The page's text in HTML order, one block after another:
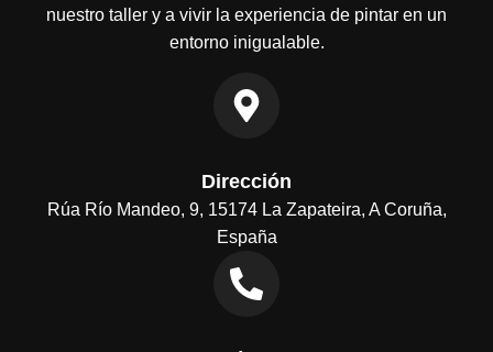
nuestro taller y a vivir la experiencia de pintar en un
entorno inigualable.
Dirección
Rúa Río Mandeo, 9, 15174 La Zapateira, A Coruña,
España